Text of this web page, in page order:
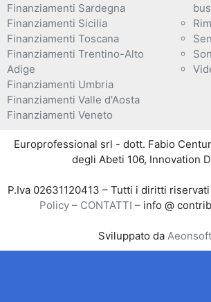
Finanziamenti Sardegna
Finanziamenti Sicilia
Finanziamenti Toscana
Finanziamenti Trentino-Alto
Adige
Finanziamenti Umbria
Finanziamenti Valle d'Aosta
Finanziamenti Veneto
Europrofessional srl - dott. Fabio
degli Abeti 106, Innovation
P.Iva 02631120413 – Tutti i diritti riservati
Policy– CONTATTI – info @
Sviluppato da Aeonsoft